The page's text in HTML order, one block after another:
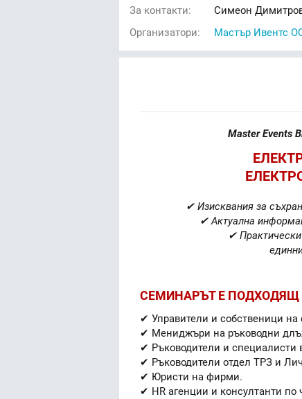
За контакти:
Симеон
Организатори:
Мастър Ивентс
Master Events
✔ Изисквания за
✔ Актуална
✔
СЕМИНАРЪТ Е ПОДХОДЯЩ
✔ Управители и собственици
✔ Мениджъри на ръководни
✔ Ръководители и специалисти
✔ Ръководители отдел ТРЗ и
✔ Юристи на фирми.
✔ HR агенции и консултанти по